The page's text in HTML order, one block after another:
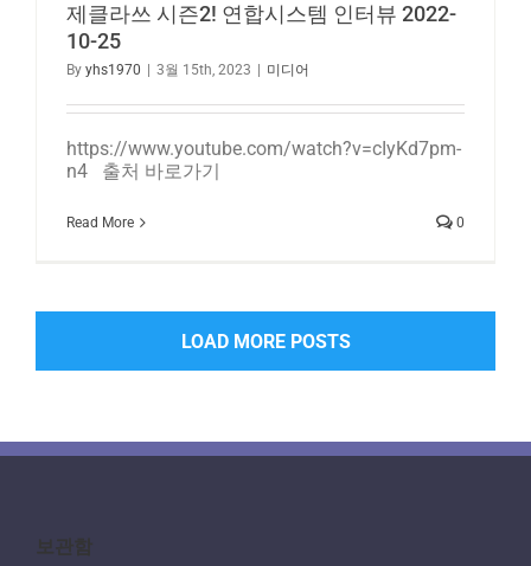
제클라쓰 시즌2! 연합시스템 인터뷰 2022-
10-25
By yhs1970 3월 15th, 2023 미디어
https://www.youtube.com/watch?v=cIyKd7pm-
n4 출처 바로가기
Read More 0
LOAD MORE POSTS
보관함